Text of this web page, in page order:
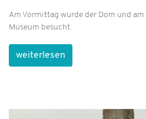
Am Vormittag wurde der Dom und
Museum besucht.
weiterlesen